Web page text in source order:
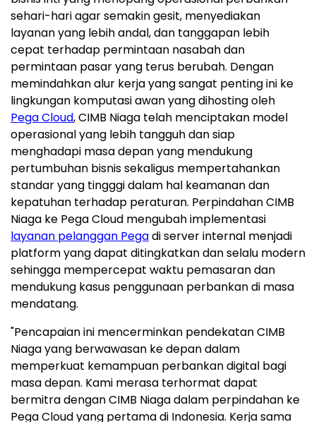
sehari-hari agar semakin gesit, menyediakan
layanan yang lebih andal, dan tanggapan lebih
cepat terhadap permintaan nasabah dan
permintaan pasar yang terus berubah. Dengan
memindahkan alur kerja yang sangat penting ini ke
lingkungan komputasi awan yang dihosting oleh
Pega Cloud, CIMB Niaga telah menciptakan model
operasional yang lebih tangguh dan siap
menghadapi masa depan yang mendukung
pertumbuhan bisnis sekaligus mempertahankan
standar yang tingggi dalam hal keamanan dan
kepatuhan terhadap peraturan. Perpindahan CIMB
Niaga ke Pega Cloud mengubah implementasi
layanan pelanggan Pegadi server internal menjadi
platform yang dapat ditingkatkan dan selalu modern
sehingga mempercepat waktu pemasaran dan
mendukung kasus penggunaan perbankan di masa
mendatang.
"Pencapaian ini mencerminkan pendekatan CIMB
Niaga yang berwawasan ke depan dalam
memperkuat kemampuan perbankan digital bagi
masa depan. Kami merasa terhormat dapat
bermitra dengan CIMB Niaga dalam perpindahan ke
Pega Cloud yang pertama di Indonesia. Kerja sama